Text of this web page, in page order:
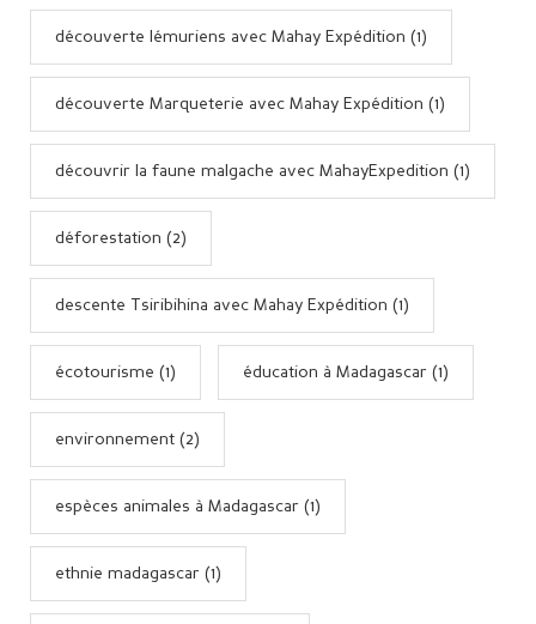
découverte lémuriens avec Mahay Expédition (1)
découverte Marqueterie avec Mahay Expédition (1)
découvrir la faune malgache avec MahayExpedition (1)
déforestation (2)
descente Tsiribihina avec Mahay Expédition (1)
écotourisme (1) éducation à Madagascar (1)
environnement (2)
espèces animales à Madagascar (1)
ethnie madagascar (1)